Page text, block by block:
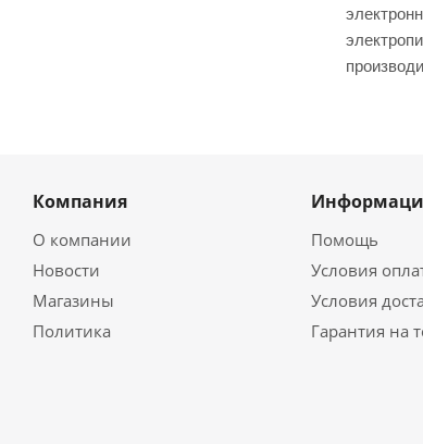
Компания
О компании
Новости
Магазины
Политика
Помощь
Условия
Условия
Гарантия на